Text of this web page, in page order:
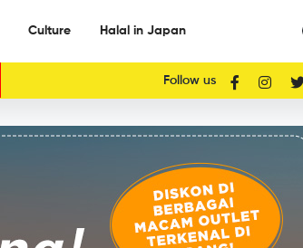
Culture Halal in Japan
Follow us